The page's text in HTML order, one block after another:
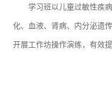
学习班以儿童过敏性疾
化、血液、肾病、内分泌遗
开展工作坊操作演练，有效